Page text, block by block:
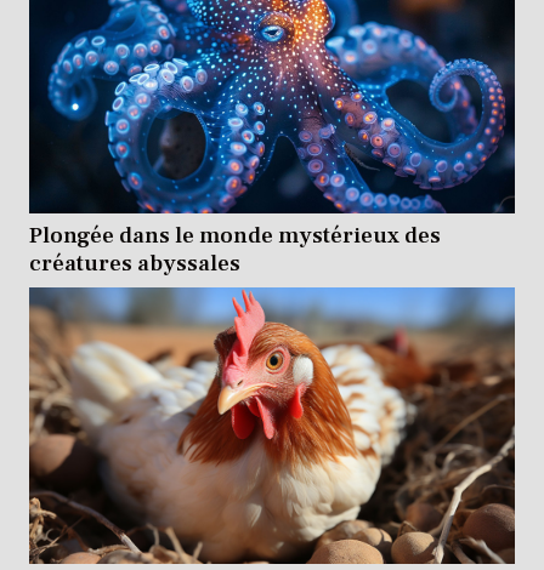
Plongée dans le monde mystérieux des
créatures abyssales